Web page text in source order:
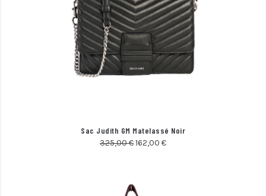
Sac Judith GM Matelassé Noir
325,00€162,00 €